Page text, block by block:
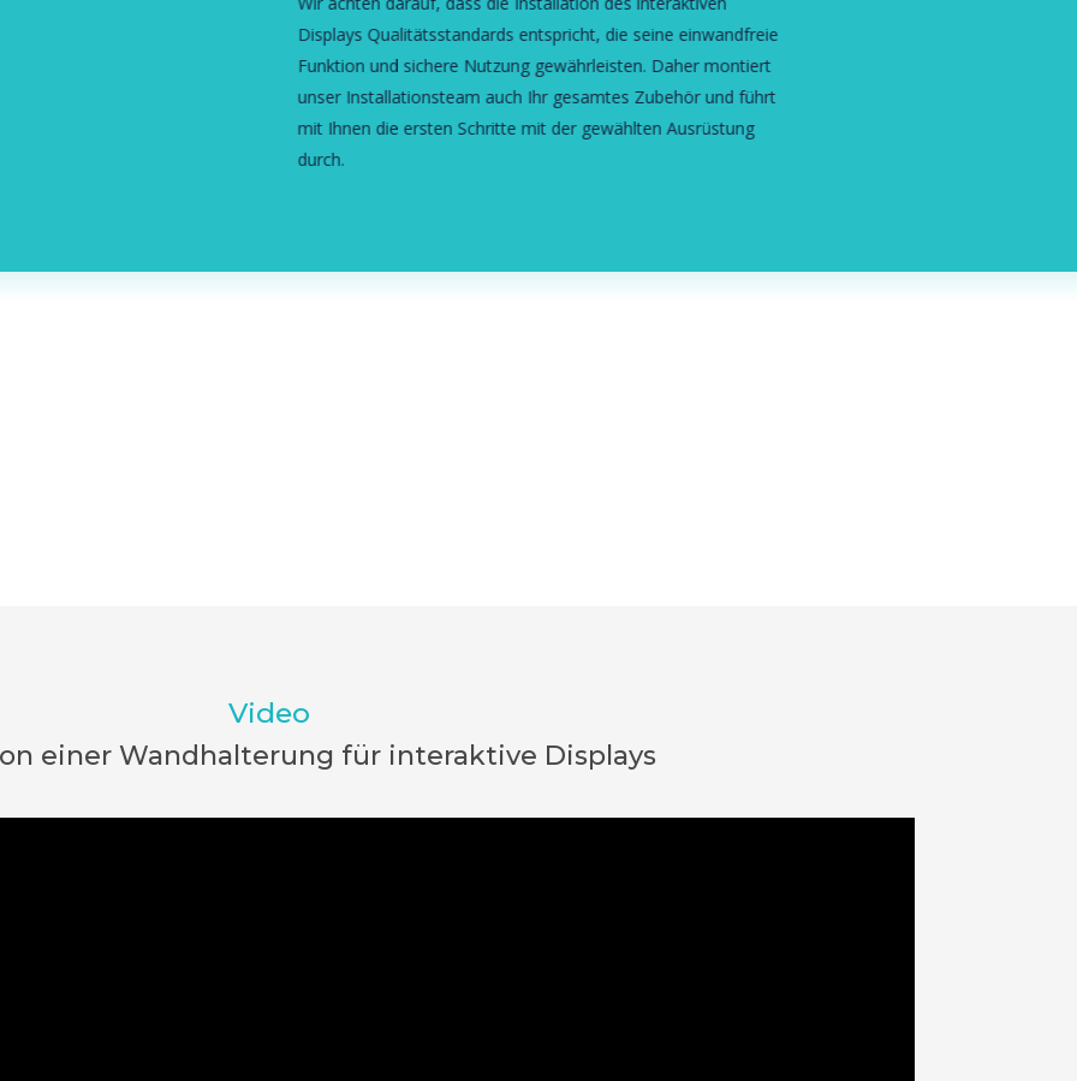
Displays Qualitätsstandards entspricht, die seine einwandfreie
Funktion und sichere Nutzung gewährleisten. Daher montiert
unser Installationsteam auch Ihr gesamtes Zubehör und führt
mit Ihnen die ersten Schritte mit der gewählten Ausrüstung
durch.
Video
einer Wandhalterung für interaktive Displays